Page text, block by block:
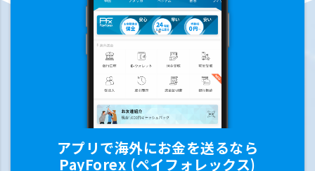
アプリで海外にお金を送るなら
PayForex (ペイフォレックス)